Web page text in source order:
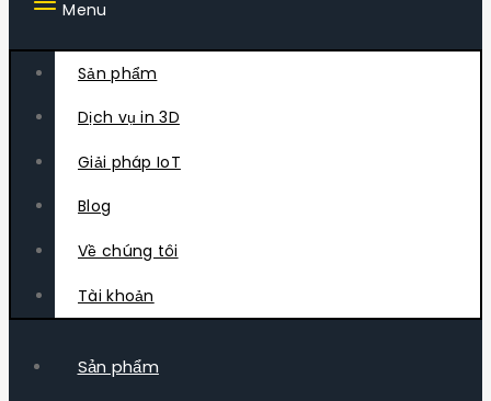
Menu
Sản phẩm
Dịch vụ in 3D
Giải pháp IoT
Blog
Về chúng tôi
Tài khoản
Sản phẩm